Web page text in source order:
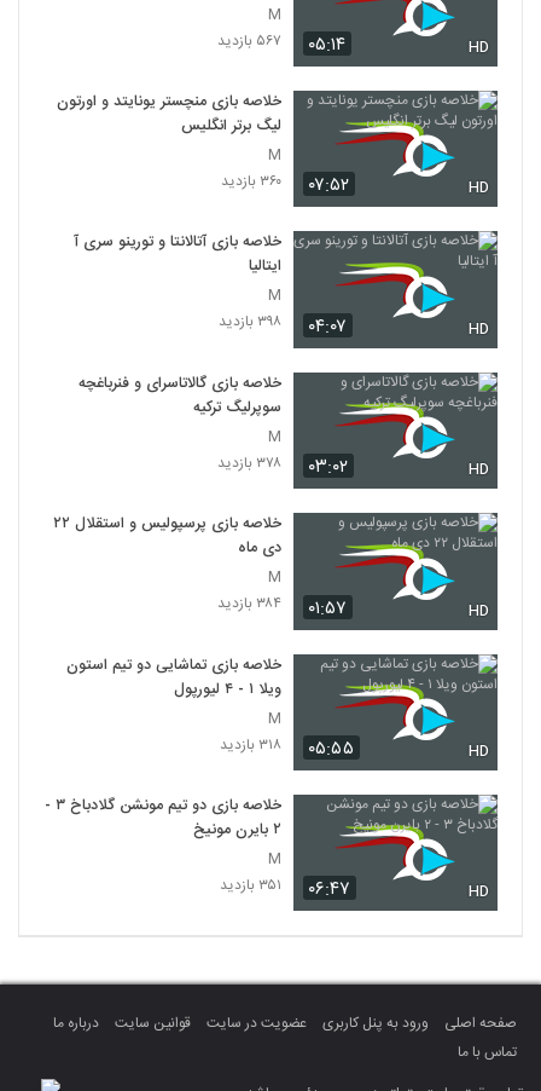
۰۵:۱۴ HD
M
۵۶۷ بازدید
۰۷:۵۲ HD
خلاصه بازی منچستر یونایتد و اورتون
لیگ برتر انگلیس
M
۳۶۰ بازدید
۰۴:۰۷ HD
خلاصه بازی آتالانتا و تورینو سری آ
ایتالیا
M
۳۹۸ بازدید
۰۳:۰۲ HD
خلاصه بازی گالاتاسرای و فنرباغچه
سوپرلیگ ترکیه
M
۳۷۸ بازدید
۰۱:۵۷ HD
خلاصه بازی پرسپولیس و استقلال ۲۲
دی ماه
M
۳۸۴ بازدید
۰۵:۵۵ HD
خلاصه بازی تماشایی دو تیم استون
ویلا ۱ - ۴ لیورپول
M
۳۱۸ بازدید
۰۶:۴۷ HD
خلاصه بازی دو تیم مونشن گلادباخ ۳ -
۲ بایرن مونیخ
M
۳۵۱ بازدید
صفحه اصلی ورود به پنل کاربری عضویت در سایت قوانین سایت
درباره ما
تماس با ما